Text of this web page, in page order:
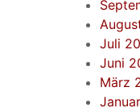
Juli
Juni
März